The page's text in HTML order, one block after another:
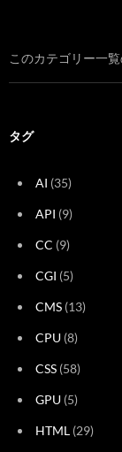
このカテゴリー一
タグ
AI (35)
API (9)
CC (9)
CGI (5)
CMS (13)
CPU (8)
CSS (58)
GPU (5)
HTML (29)